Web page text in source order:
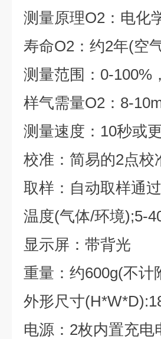
测量原理O2：电化
寿命O2：约2年(空
测量范围：0-100%
样气需量O2：8-
测量速度：10秒或
校准：简易的2点校
取样：自动取样通
温度(气体/环境);5-
显示屏：带背光
重量：约600g(不计
外形尺寸
电源：2枚内置充